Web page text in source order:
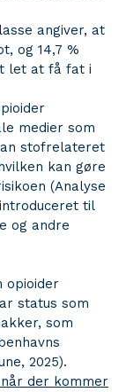
angiver, at
og 14,7 %
let at få fat i
medier som
stofrelateret
kan gøre
(Analyse
til
og andre
opioider
status som
som
2025).
der kommer